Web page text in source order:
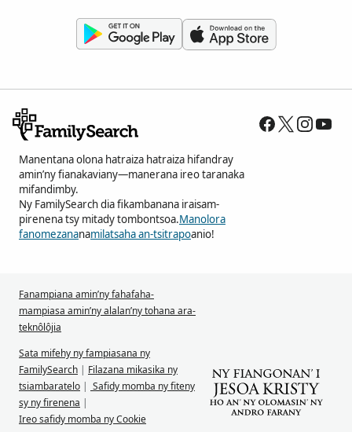
Manentana olona hatraiza hatraiza hifandray
amin’ny fianakaviany—manerana ireo taranaka
mifandimby.
Ny FamilySearch dia fikambanana iraisam-
pirenena tsy mitady tombontsoa.Manolora
fanomezananamilatsaha an-tsitrapoanio!
Fanampiana amin’ny fahafaha-
mampiasa amin’ny alalan’ny tohana ara-
teknôlôjia
Sata mifehy ny fampiasana ny
FamilySearch | Filazana mikasika ny
tsiambaratelo | Safidy momba ny fiteny
sy ny firenena |
Ireo safidy momba ny Cookie